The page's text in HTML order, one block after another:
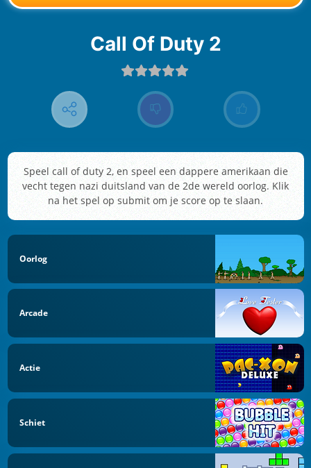
Call Of Duty 2
Speel call of duty 2, en speel een dappere amerikaan die
vecht tegen nazi duitsland van de 2de wereld oorlog. Klik
na het spel op submit om je score op te slaan.
Oorlog
Arcade
Actie
Schiet